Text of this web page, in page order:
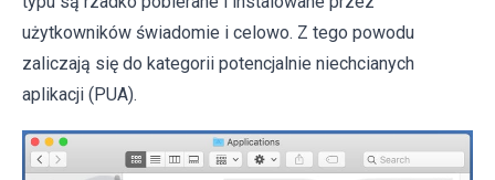
użytkowników świadomie i celowo. Z tego powodu
zaliczają się do kategorii potencjalnie niechcianych
aplikacji (PUA).